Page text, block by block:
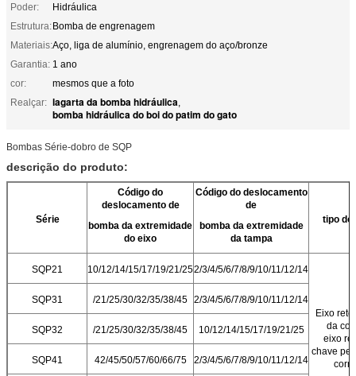
Poder:
Hidráulica
Estrutura:Bomba de engrenagem
Materiais:Aço, liga de alumínio, engrenagem do aço/bronze
Garantia: 1 ano
cor:
mesmos que a foto
Realçar: lagarta da bomba hidráulica,
bomba hidráulica do boi do patim do gato
Bombas Série-dobro de SQP
descrição do produto:
Série
Código do
deslocamento de
bomba da extremidade
do eixo
Código do deslocamento
de
bomba da extremidade
da tampa
tipo do
SQP21 10/12/14/15/17/19/21/252/3/4/5/6/7/8/9/10/11/12/14
Eixo reto
da
eixo
chave
SQP31 /21/25/30/32/35/38/45 2/3/4/5/6/7/8/9/10/11/12/14
SQP32 /21/25/30/32/35/38/45 10/12/14/15/17/19/21/25
SQP41 42/45/50/57/60/66/75 2/3/4/5/6/7/8/9/10/11/12/14